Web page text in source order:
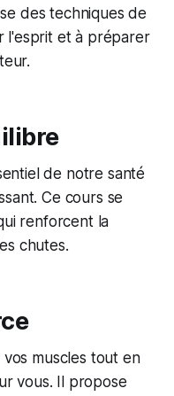
des techniques de
l'esprit et à préparer
de notre santé
Ce cours se
renforcent la
chutes.
muscles tout en
vous. Il propose